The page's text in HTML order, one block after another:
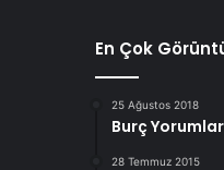
En Çok
25 Ağustos 2018
Burç
28 Temmuz 2015